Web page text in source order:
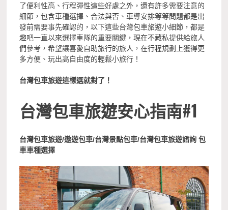
了便利性高、行程彈性這些好處之外，還有許多需要注意的
細節，包含車種選擇、合法與否、車導安排等等問題都是出
發前需要事先確認的，以下這些台灣包車旅遊小細節，都是
趣吧一直以來選擇車隊的重要關鍵，現在不藏私提供給旅人
們參考，希望讓喜愛自助旅行的旅人，在行程規劃上獲得更
多方便、玩出高自由度的輕鬆小旅行！
台灣包車旅遊這樣選就對了！
台灣包車旅遊安心指南#1
台灣包車旅遊/遨遊包車/台灣景點包車/台灣包車旅遊諮詢 包
車車種選擇